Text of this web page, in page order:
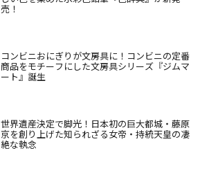
売！
コンビニおにぎりが文房具に！コンビニの定番
商品をモチーフにした文房具シリーズ『ジムマ
ート』誕生
世界遺産決定で脚光！日本初の巨大都城・藤原
京を創り上げた知られざる女帝・持統天皇の凄
絶な執念